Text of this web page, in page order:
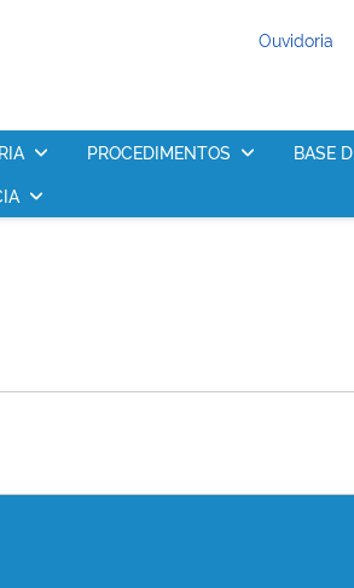
Ouvidoria
PROCEDIMENTOS BASE